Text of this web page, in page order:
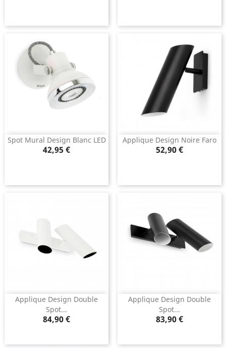
Spot Mural Design Blanc LED
Prix
42,95 €
Applique Design Noire Faro
Prix
52,90 €
Applique Design Double
Spot...
Prix
84,90 €
Applique Design Double
Spot...
Prix
83,90 €